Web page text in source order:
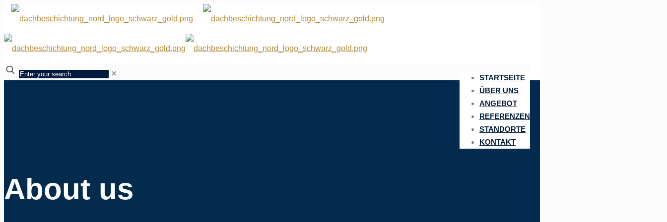
STARTSEITE
ÜBER UNS
ANGEBOT
REFERENZEN
STANDORTE
KONTAKT
✕
About us